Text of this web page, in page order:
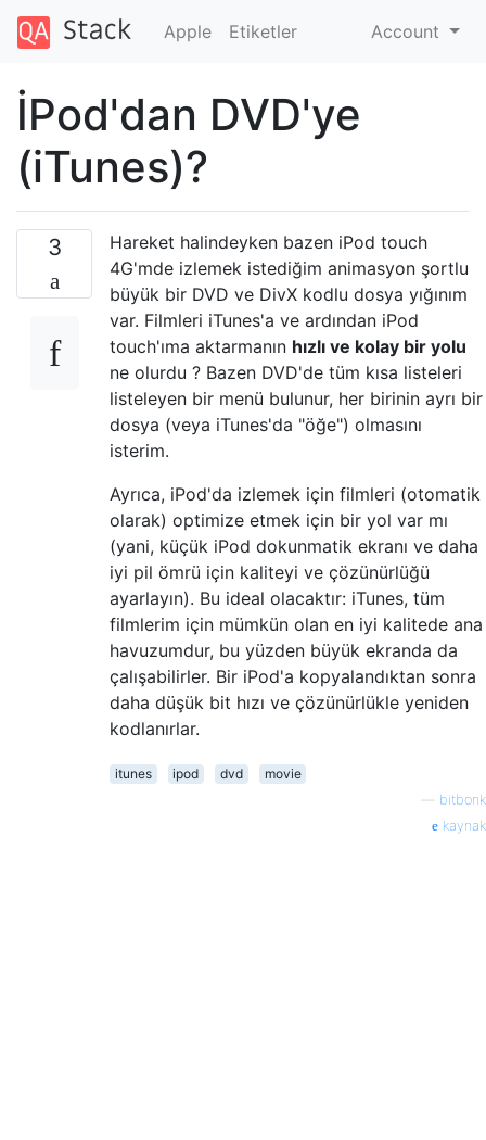
Apple Etiketler Account
İPod'dan DVD'ye
(iTunes)?
3
Hareket halindeyken bazen iPod touch
4G'mde izlemek istediğim animasyon şortlu
büyük bir DVD ve DivX kodlu dosya yığınım
var. Filmleri iTunes'a ve ardından iPod
touch'ıma aktarmanın hızlı ve kolay bir yolu
ne olurdu ? Bazen DVD'de tüm kısa listeleri
listeleyen bir menü bulunur, her birinin ayrı bir
dosya (veya iTunes'da "öğe") olmasını
isterim.
Ayrıca, iPod'da izlemek için filmleri (otomatik
olarak) optimize etmek için bir yol var mı
(yani, küçük iPod dokunmatik ekranı ve daha
iyi pil ömrü için kaliteyi ve çözünürlüğü
ayarlayın). Bu ideal olacaktır: iTunes, tüm
filmlerim için mümkün olan en iyi kalitede ana
havuzumdur, bu yüzden büyük ekranda da
çalışabilirler. Bir iPod'a kopyalandıktan sonra
daha düşük bit hızı ve çözünürlükle yeniden
kodlanırlar.
itunes ipod dvd
movie
bitbonk
kaynak